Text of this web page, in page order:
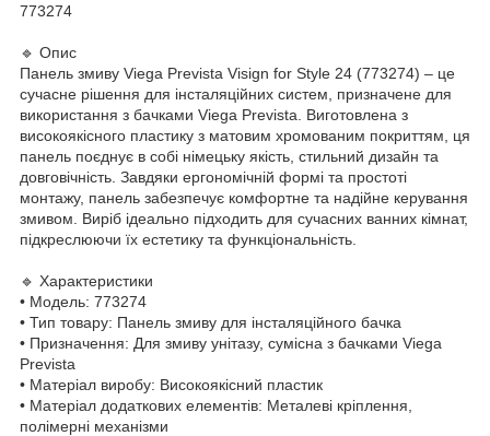
773274
🔹 Опис
Панель змиву Viega Prevista Visign for Style 24 (773274) – це
сучасне рішення для інсталяційних систем, призначене для
використання з бачками Viega Prevista. Виготовлена з
високоякісного пластику з матовим хромованим покриттям, ця
панель поєднує в собі німецьку якість, стильний дизайн та
довговічність. Завдяки ергономічній формі та простоті
монтажу, панель забезпечує комфортне та надійне керування
змивом. Виріб ідеально підходить для сучасних ванних кімнат,
підкреслюючи їх естетику та функціональність.
🔹 Характеристики
• Модель: 773274
• Тип товару: Панель змиву для інсталяційного бачка
• Призначення: Для змиву унітазу, сумісна з бачками Viega
Prevista
• Матеріал виробу: Високоякісний пластик
• Матеріал додаткових елементів: Металеві кріплення,
полімерні механізми